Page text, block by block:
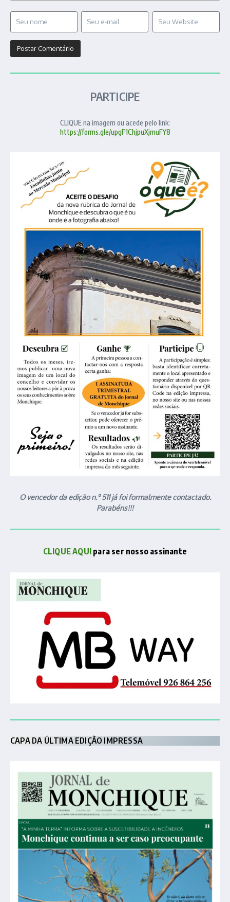
PARTICIPE
CLIQUE na imagem ou acede pelo link:
https://forms.gle/upgF1ChjpuXjmuFY8
O vencedor da edição n.º 511 já foi formalmente contactado.
Parabéns!!!
CLIQUE AQUI para ser nosso assinante
CAPA DA ÚLTIMA EDIÇÃO IMPRESSA